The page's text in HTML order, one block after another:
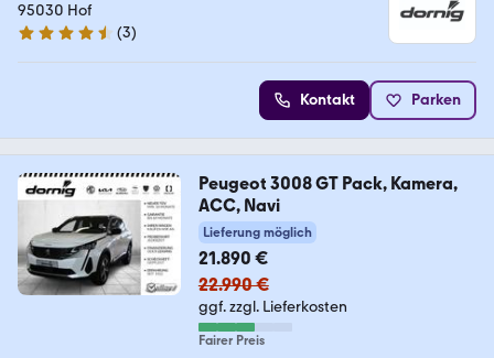
95030 Hof
4.7 Sterne
(3)
Kontakt Parken
Peugeot 3008 GT Pack, Kamera,
ACC, Navi
Lieferung möglich
21.890 €
22.990 €
ggf. zzgl. Lieferkosten
Fairer Preis